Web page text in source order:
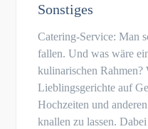
Sonstiges
Catering-Service: Man
fallen. Und was wäre
kulinarischen
Lieblingsgerichte auf
Hochzeiten und
knallen zu lassen.